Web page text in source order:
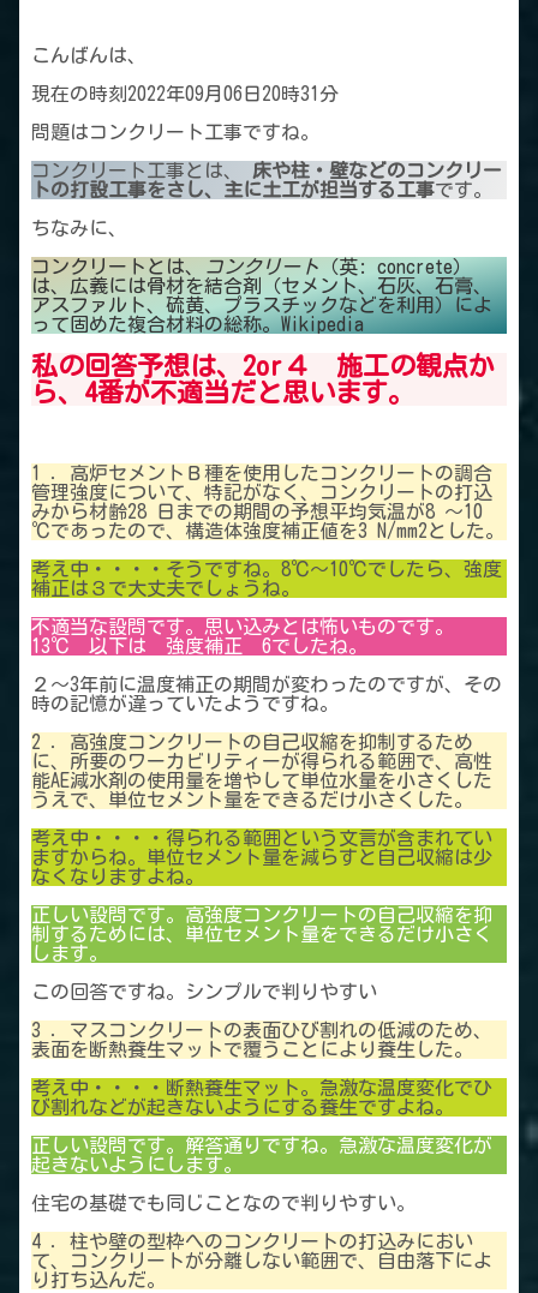
こんばんは、
現在の時刻2022年09月06日20時31分
問題はコンクリート工事ですね。
コンクリート工事とは、 床や柱・壁などのコンクリー
トの打設工事をさし、主に土工が担当する工事です。
ちなみに、
コンクリートとは、
コンクリート （英: concrete）
は、広義には骨材を結合剤（セメント、石灰、石膏、
アスファルト、硫黄、プラスチックなどを利用）によ
って固めた複合材料の総称。Wikipedia
私の回答予想は、2or４ 施工の観点か
ら、4番が不適当だと思います。
1 ．高炉セメントＢ種を使用したコンクリートの調合
管理強度について、特記がなく、コンクリートの打込
みから材齢28 日までの期間の予想平均気温が8 ～10
℃であったので、構造体強度補正値を3 N/mm2とした。
考え中・・・・そうですね。8℃～10℃でしたら、強度
補正は３で大丈夫でしょうね。
不適当な設問です。思い込みとは怖いものです。
13℃ 以下は 強度補正 6でしたね。
２～3年前に温度補正の期間が変わったのですが、その
時の記憶が違っていたようですね。
2 ．高強度コンクリートの自己収縮を抑制するため
に、所要のワーカビリティーが得られる範囲で、高性
能AE減水剤の使用量を増やして単位水量を小さくした
うえで、単位セメント量をできるだけ小さくした。
考え中・・・・得られる範囲という文言が含まれてい
ますからね。単位セメント量を減らすと自己収縮は少
なくなりますよね。
正しい設問です。高強度コンクリートの自己収縮を抑
制するためには、単位セメント量をできるだけ小さく
します。
この回答ですね。シンプルで判りやすい
3 ．マスコンクリートの表面ひび割れの低減のため、
表面を断熱養生マットで覆うことにより養生した。
考え中・・・・断熱養生マット。急激な温度変化でひ
び割れなどが起きないようにする養生ですよね。
正しい設問です。解答通りですね。急激な温度変化が
起きないようにします。
住宅の基礎でも同じことなので判りやすい。
4 ．柱や壁の型枠へのコンクリートの打込みにおい
て、コンクリートが分離しない範囲で、自由落下によ
り打ち込んだ。